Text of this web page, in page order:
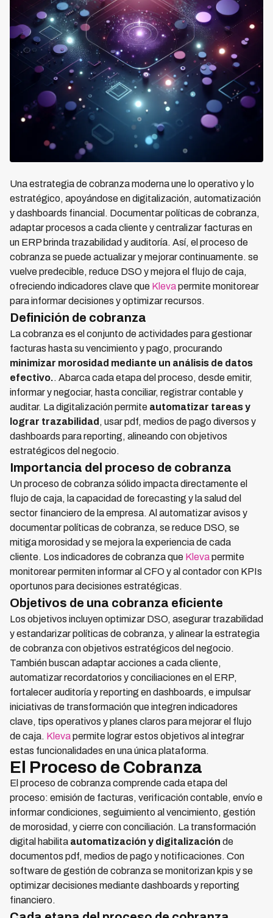
Una estrategia de cobranza moderna une lo operativo y lo
estratégico, apoyándose en digitalización, automatización
y dashboards financial. Documentar políticas de cobranza,
adaptar procesos a cada cliente y centralizar facturas en
un ERP brinda trazabilidad y auditoría. Así, el proceso de
cobranza se puede actualizar y mejorar continuamente. se
vuelve predecible, reduce DSO y mejora el flujo de caja,
ofreciendo indicadores clave que Klevapermite monitorear
para informar decisiones y optimizar recursos.
Definición de cobranza
La cobranza es el conjunto de actividades para gestionar
facturas hasta su vencimiento y pago, procurando
minimizar morosidad mediante un análisis de datos
efectivo.. Abarca cada etapa del proceso, desde emitir,
informar y negociar, hasta conciliar, registrar contable y
auditar. La digitalización permite automatizar tareas y
lograr trazabilidad , usar pdf, medios de pago diversos y
dashboards para reporting, alineando con objetivos
estratégicos del negocio.
Importancia del proceso de cobranza
Un proceso de cobranza sólido impacta directamente el
flujo de caja, la capacidad de forecasting y la salud del
sector financiero de la empresa. Al automatizar avisos y
documentar políticas de cobranza, se reduce DSO, se
mitiga morosidad y se mejora la experiencia de cada
cliente. Los indicadores de cobranza que Klevapermite
monitorear permiten informar al CFO y al contador con KPIs
oportunos para decisiones estratégicas.
Objetivos de una cobranza eficiente
Los objetivos incluyen optimizar DSO, asegurar trazabilidad
y estandarizar políticas de cobranza, y alinear la estrategia
de cobranza con objetivos estratégicos del negocio.
También buscan adaptar acciones a cada cliente,
automatizar recordatorios y conciliaciones en el ERP,
fortalecer auditoría y reporting en dashboards, e impulsar
iniciativas de transformación que integren indicadores
clave, tips operativos y planes claros para mejorar el flujo
de caja. Klevapermite lograr estos objetivos al integrar
estas funcionalidades en una única plataforma.
El Proceso de Cobranza
El proceso de cobranza comprende cada etapa del
proceso: emisión de facturas, verificación contable, envío e
informar condiciones, seguimiento al vencimiento, gestión
de morosidad, y cierre con conciliación. La transformación
digital habilita automatización y digitalización de
documentos pdf, medios de pago y notificaciones. Con
software de gestión de cobranza se monitorizan kpis y se
optimizar decisiones mediante dashboards y reporting
financiero.